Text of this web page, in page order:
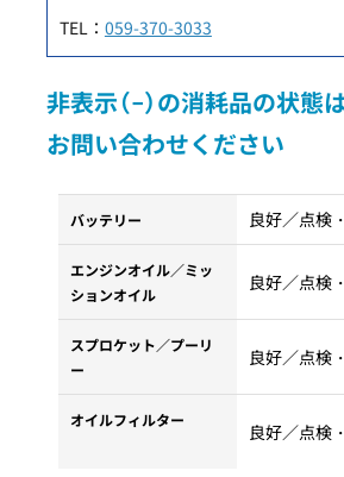
TEL： 059-370-3033
非表示（−）の消耗品の状態
お問い合わせください
バッテリー 良好／点検
エンジンオイル／ミッ
ションオイル
良好／点検
スプロケット／プーリ
ー
良好／点検
オイルフィルター
良好／点検